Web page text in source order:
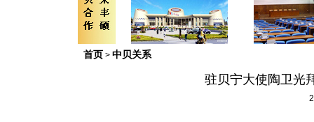
首页 > 中贝关系
驻贝宁大使陶卫光